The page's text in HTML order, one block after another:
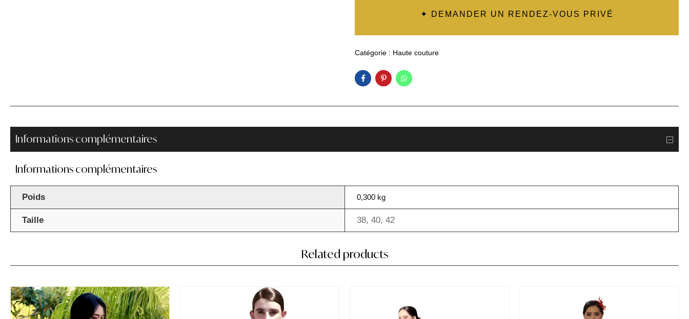
✦ DEMANDER UN RENDEZ-VOUS PRIVÉ
Catégorie : Haute couture
Informations complémentaires
Informations complémentaires
Poids 0,300 kg
Taille 38, 40, 42
Related products